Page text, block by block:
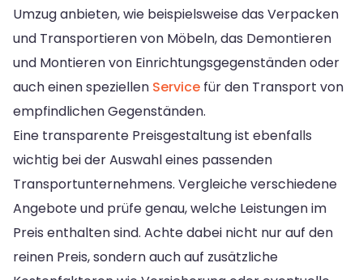
Umzug anbieten, wie beispielsweise das Verpacken
und Transportieren von Möbeln, das Demontieren
und Montieren von Einrichtungsgegenständen oder
auch einen speziellen Service für den Transport von
empfindlichen Gegenständen.
Eine transparente Preisgestaltung ist ebenfalls
wichtig bei der Auswahl eines passenden
Transportunternehmens. Vergleiche verschiedene
Angebote und prüfe genau, welche Leistungen im
Preis enthalten sind. Achte dabei nicht nur auf den
reinen Preis, sondern auch auf zusätzliche